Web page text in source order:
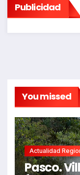
Publicidad
You missed
Actualidad
Pasco.